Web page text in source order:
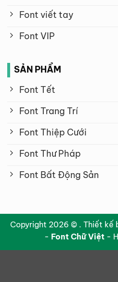
Font viết tay
Font VIP
SẢN PHẨM
Font Tết
Font Trang Trí
Font Thiệp Cưới
Font Thư Pháp
Font Bất Động Sản
Copyright 2026 © . Thiết kế
- Font Chữ Việt-